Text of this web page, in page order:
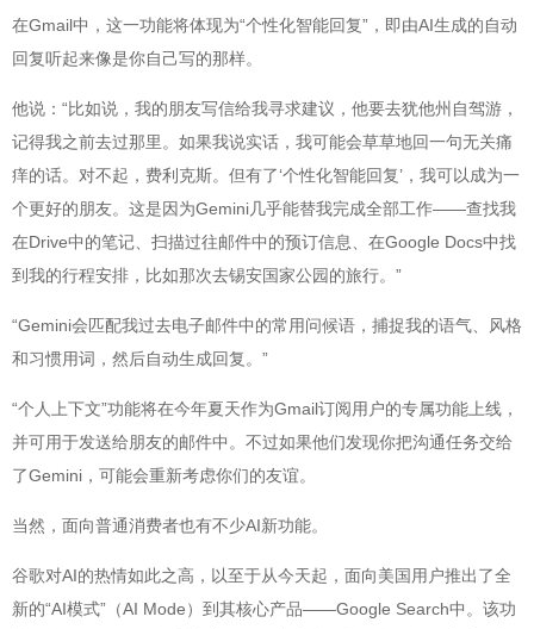
在Gmail中，这一功能将体现为“个性化智能回复”，即由AI生成的自动
回复听起来像是你自己写的那样。
他说：“比如说，我的朋友写信给我寻求建议，他要去犹他州自驾游，
记得我之前去过那里。如果我说实话，我可能会草草地回一句无关痛
痒的话。对不起，费利克斯。但有了‘个性化智能回复’，我可以成为一
个更好的朋友。这是因为Gemini几乎能替我完成全部工作——查找我
在Drive中的笔记、扫描过往邮件中的预订信息、在Google Docs中找
到我的行程安排，比如那次去锡安国家公园的旅行。”
“Gemini会匹配我过去电子邮件中的常用问候语，捕捉我的语气、风格
和习惯用词，然后自动生成回复。”
“个人上下文”功能将在今年夏天作为Gmail订阅用户的专属功能上线，
并可用于发送给朋友的邮件中。不过如果他们发现你把沟通任务交给
了Gemini，可能会重新考虑你们的友谊。
当然，面向普通消费者也有不少AI新功能。
谷歌对AI的热情如此之高，以至于从今天起，面向美国用户推出了全
新的“AI模式”（AI Mode）到其核心产品——Google Search中。该功